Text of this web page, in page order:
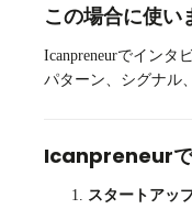
この場合に使い
Icanpreneurでインタ
パターン、シグナル
Icanpreneurで
スタートアッ